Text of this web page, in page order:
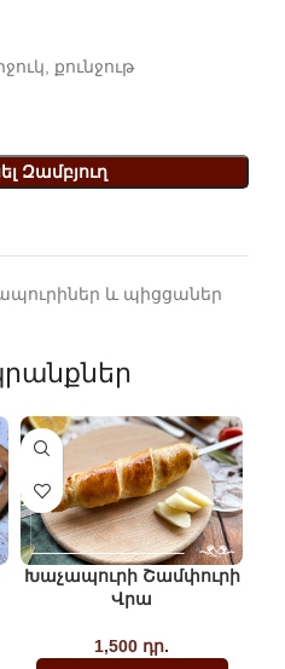
քունջութ
Զամբյուղ
և պիցցաներ
Խաչապուրի Շամփուրի
Վրա
1,500 դր.